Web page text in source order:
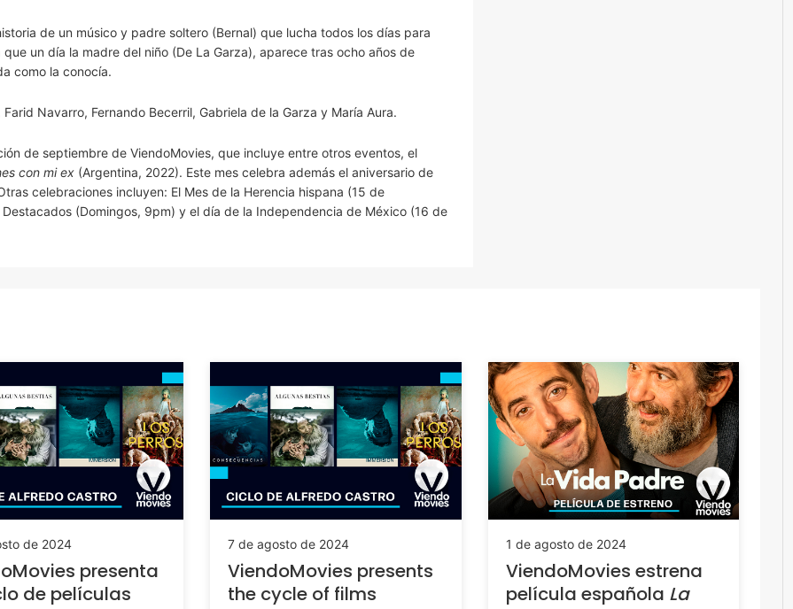
de un músico y padre soltero (Bernal) que lucha todos los días para
un día la madre del niño (De La Garza), aparece tras ocho años de
como la conocía.
Navarro, Fernando Becerril, Gabriela de la Garza y María Aura.
de septiembre de ViendoMovies, que incluye entre otros eventos, el
con mi ex (Argentina, 2022). Este mes celebra además el aniversario de
celebraciones incluyen: El Mes de la Herencia hispana (15 de
(Domingos, 9pm) y el día de la Independencia de México (16 de
de 2024
presenta
de películas
7 de agosto de 2024
ViendoMovies presents
the cycle of films
1 de agosto de 2024
ViendoMovies estrena
película española La